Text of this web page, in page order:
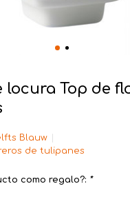
locura Top de
Blauw
de tulipanes
como regalo?: *